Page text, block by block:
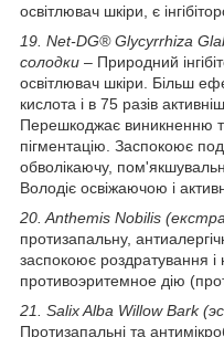
освітлювач шкіри, є
19. Net-DG® Glycyrrhiza
солодки – Природний
освітлювач шкіри. Більш
кислота і в 75 разів
Перешкоджає виникненню
пігментацію. Заспокоює
обволікаючу,
Володіє освіжаючою і
20. Anthemis Nobilis
протизапальну,
заспокоює роздратування
противоэритемное дію
21. Salix Alba Willow Bark
Протизапальні та